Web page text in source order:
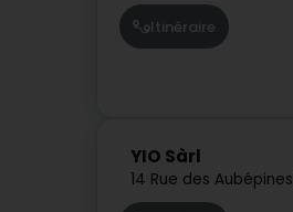
Itinéraire
YIO Sàrl
14 Rue des Aubépines